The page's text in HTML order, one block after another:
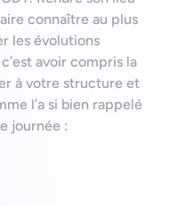
connaître au plus
les évolutions
avoir compris la
à votre structure et
l’a si bien rappelé
journée :